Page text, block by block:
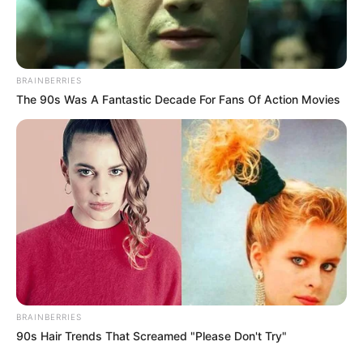
Όλα τα κείμενα και οι εικόνες είναι πνευματική ιδιοκτησία του
ΝΙΚΟΛΑΟΣ ΑΝΑΞΙΜΑΝΔΡΟΣ. Aπαγορεύεται η αναπαραγωγή, η
αναδημοσίευση και η τροποποίησή τους χωρίς προηγούμενη
γραπτή άδεια του δημιουργού τους. Με επιφύλαξη κάθε νόμιμου
BRAINBERRIES
The 90s Was A Fantastic Decade For Fans Of Action Movies
BRAINBERRIES
90s Hair Trends That Screamed "Please Don't Try"